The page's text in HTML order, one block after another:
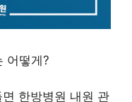
어떻게?